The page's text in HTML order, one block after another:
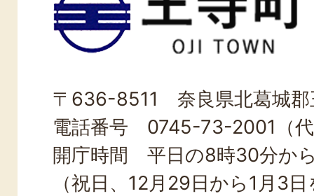
寺
町
TOWN
〒636-8511 奈良県北葛城郡
電話番号 0745-73-2001（
開庁時間 平日の8時30分か
（祝日、12月29日から1月3